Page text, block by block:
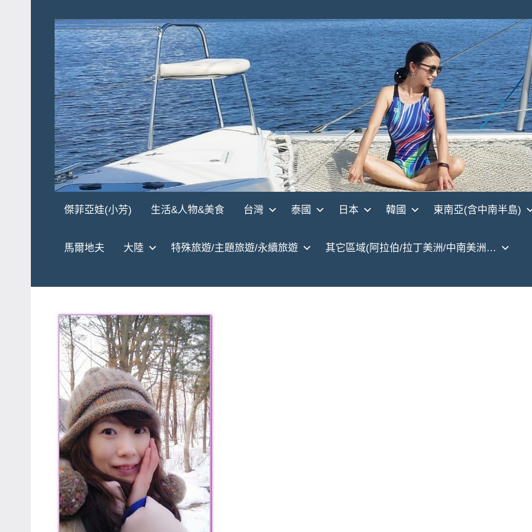
content
傑
娃
JEFFIA
FANG
團、
主
題
遊、
達
人
帶
路、
旅
遊
節
目
傑菲亞娃(小芳) 生活&人物&美食 台灣 泰國 日本 韓國 東南亞(含中南半島)
馬爾地夫 大陸 特殊旅遊/主題旅遊/永續旅遊 其它區域(阿拉伯/拉丁美洲/中南美洲…